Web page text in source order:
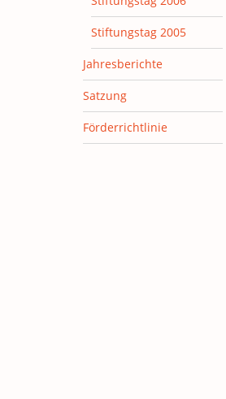
Stiftungstag 2005
Jahresberichte
Satzung
Förderrichtlinie